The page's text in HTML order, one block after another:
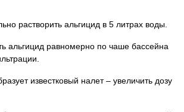
растворить альгицид в 5 литрах воды.
альгицид равномерно по чаше бассейна
известковый налет – увеличить дозу